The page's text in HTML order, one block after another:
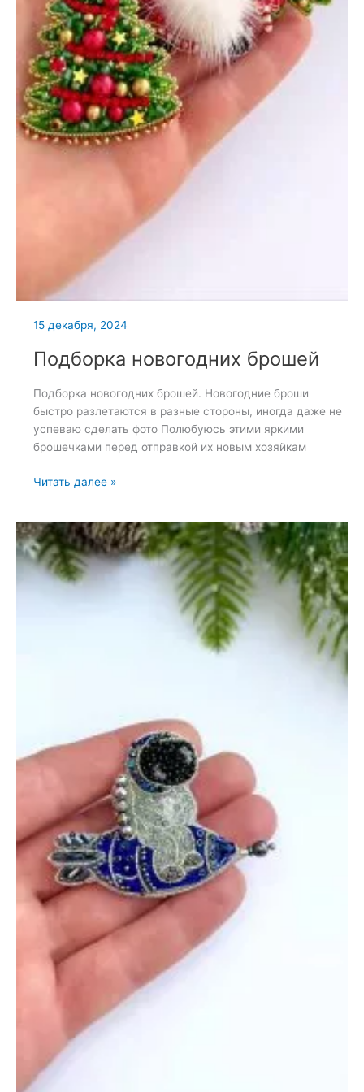
15 декабря, 2024
Подборка новогодних брошей
Подборка новогодних брошей. Новогодние броши
быстро разлетаются в разные стороны, иногда даже не
успеваю сделать фото Полюбуюсь этими яркими
брошечками перед отправкой их новым хозяйкам
Подборка
Читать далее »